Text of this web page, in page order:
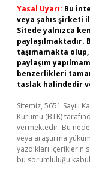
Yasal Uyarı: Bu
veya şahıs şirketi
Sitede yalnızca
taşımamakta
paylaşım
benzerlikleri
taslak halindedir
Sitemiz, 5651 Sayılı
Kurumu (BTK)
vermektedir. Bu
veya araştırma
yazdıkları içeriklerin
bu sorumluluğu